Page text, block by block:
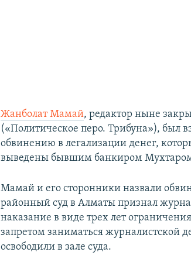
Жанболат Мамай, редактор ныне
(«Политическое перо. Трибуна»), был
обвинению в легализации денег,
выведены бывшим банкиром
Мамай и его сторонники назвали
районный суд в Алматы признал
наказание в виде трех лет
запретом заниматься журналистской
освободили в зале суда.